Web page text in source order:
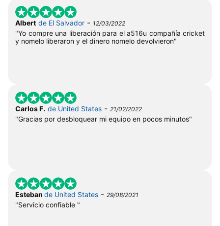
Albert de El Salvador - 12/03/2022
"Yo compre una liberación para el a516u compañía cricket
y nomelo liberaron y el dinero nomelo devolvieron"
Carlos F. de United States - 21/02/2022
"Gracias por desbloquear mi equipo en pocos minutos"
Esteban de United States - 29/08/2021
"Servicio confiable "